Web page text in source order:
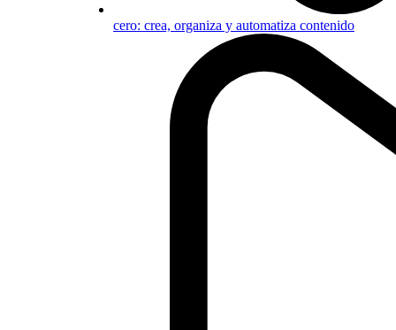
cero: crea, organiza y automatiza contenido